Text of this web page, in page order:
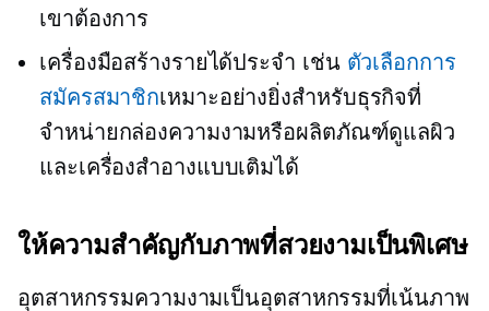
เขาต้องการ
เครื่องมือสร้างรายได้ประจำ เช่น ตัวเลือกการ
สมัครสมาชิกเหมาะอย่างยิ่งสำหรับธุรกิจที่
จำหน่ายกล่องความงามหรือผลิตภัณฑ์ดูแลผิว
และเครื่องสำอางแบบเติมได้
ให้ความสำคัญกับภาพที่สวยงามเป็นพิเศษ
อุตสาหกรรมความงามเป็นอุตสาหกรรมที่เน้นภาพ